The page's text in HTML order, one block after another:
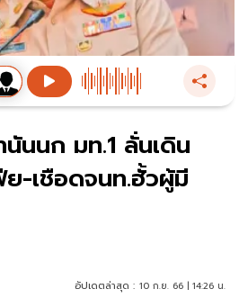
นนก มท.1 ลั่นเดิน
ย-เชือดจนท.ฮั้วผู้มี
อัปเดตล่าสุด : 10 ก.ย. 66 | 14:26 น.